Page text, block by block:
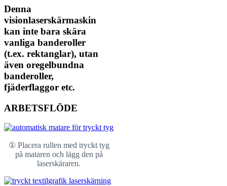
Denna
visionlaserskärmaskin
kan inte bara skära
vanliga banderoller
(t.ex. rektanglar), utan
även oregelbundna
banderoller,
fjäderflaggor etc.
ARBETSFLÖDE
① Placera rullen med tryckt tyg
på mataren och lägg den på
laserskäraren.